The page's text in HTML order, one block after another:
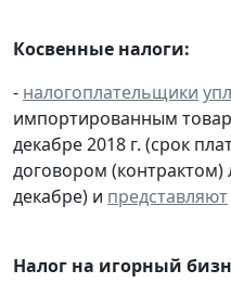
Косвенные налоги:
- налогоплательщики
импортированным
декабре 2018 г. (срок
договором (контрактом)
декабре) и представляют
Налог на игорный